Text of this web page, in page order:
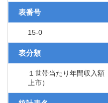
表番号
15-0
表分類
１世帯当たり年間収入額
上市）